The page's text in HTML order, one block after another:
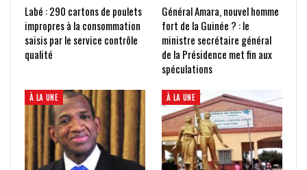
Labé : 290 cartons de poulets
impropres à la consommation
saisis par le service contrôle
qualité
Général Amara, nouvel homme
fort de la Guinée ? : le
ministre secrétaire général
de la Présidence met fin aux
spéculations
À LA UNE À LA UNE